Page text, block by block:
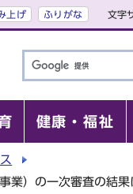
上げ ふりがな 文字
健康・福祉
）の一次審査の結果